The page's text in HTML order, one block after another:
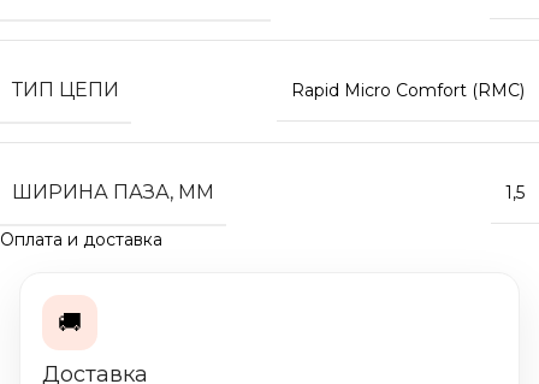
ТИП ЦЕПИ Rapid Micro Comfort (RMC)
ШИРИНА ПАЗА, ММ 1,5
Оплата и доставка
🚚
Доставка